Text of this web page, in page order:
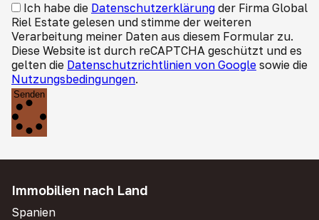
Ich habe die Datenschutzerklärung der Firma Global
Riel Estate gelesen und stimme der weiteren
Verarbeitung meiner Daten aus diesem Formular zu.
Diese Website ist durch reCAPTCHA geschützt und es
gelten die Datenschutzrichtlinien von Google sowie die
Nutzungsbedingungen.
Senden
Immobilien nach Land
Spanien